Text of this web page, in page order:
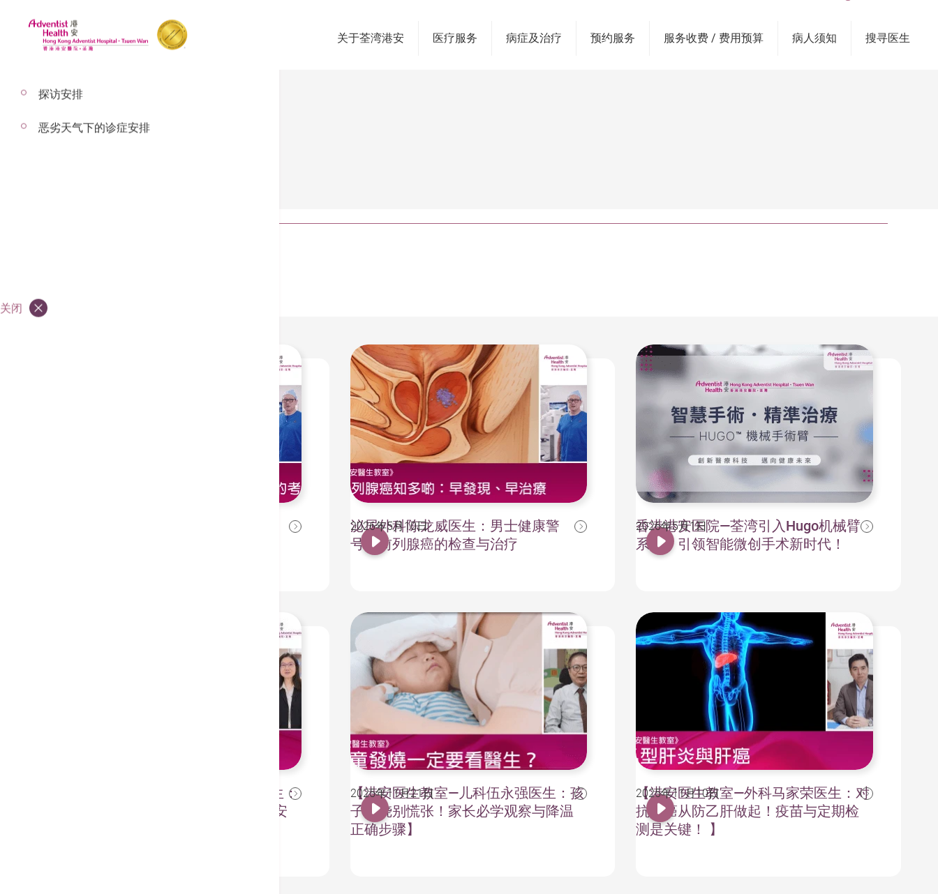
关于荃湾港安 医疗服务 病症及治疗 预约服务 服务收费 / 费用预算 病人须知 搜寻医生
泌尿外科陈龙威医生：男士健康警
号！前列腺癌的检查与治疗
2026年5月10日
香港港安医院—荃湾引入Hugo机械臂
系统，引领智能微创手术新时代！
2026年5月1日
【港安医生教室—妇产科麦瑞琳医生：
孕期必知！十大怀孕指南，准妈咪安
【港安医生教室—儿科伍永强医生：孩
子发烧别慌张！家长必学观察与降温
正确步骤】
2025年11月21日
【港安医生教室—外科马家荣医生：对
抗肝癌从防乙肝做起！疫苗与定期检
测是关键！ 】
2025年11月10日
探访安排
恶劣天气下的诊症安排
关闭